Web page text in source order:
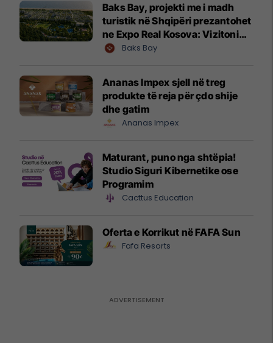
Baks Bay, projekti me i madh
turistik në Shqipëri prezantohet
ne Expo Real Kosova: Vizitoni
shtandin dhe zbuloni
Baks Bay
Ananas Impex sjell në treg
produkte të reja për çdo shije
dhe gatim
Ananas Impex
Maturant, puno nga shtëpia!
Studio Siguri Kibernetike ose
Programim
Cacttus Education
Oferta e Korrikut në FAFA Sun
Fafa Resorts